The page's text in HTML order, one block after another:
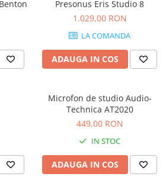
si
Presonus Eris Studio 8
1.029,00 RON
LA COMANDA
ADAUGA IN COS
Microfon de studio Audio-
Technica AT2020
449,00 RON
IN STOC
ADAUGA IN COS